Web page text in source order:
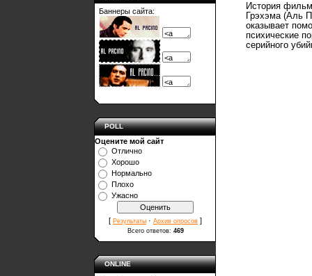
Баннеры сайта:
POLL
Оцените мой сайт
Отлично
Хорошо
Нормально
Плохо
Ужасно
[ Результаты · Архив опросов ]
Всего ответов: 469
ONLINE
История
Грэхэма (Аль
оказывает
психические
серийного